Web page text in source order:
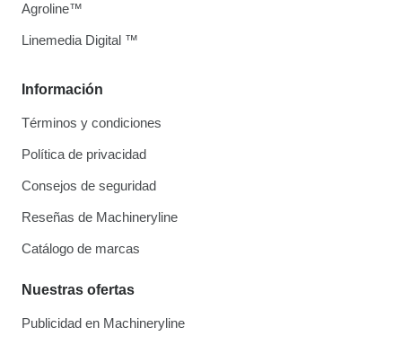
Información
Términos y condiciones
Política de privacidad
Consejos de seguridad
Reseñas de Machineryline
Catálogo de marcas
Nuestras ofertas
Publicidad en Machineryline
Agroline™
Linemedia Digital ™